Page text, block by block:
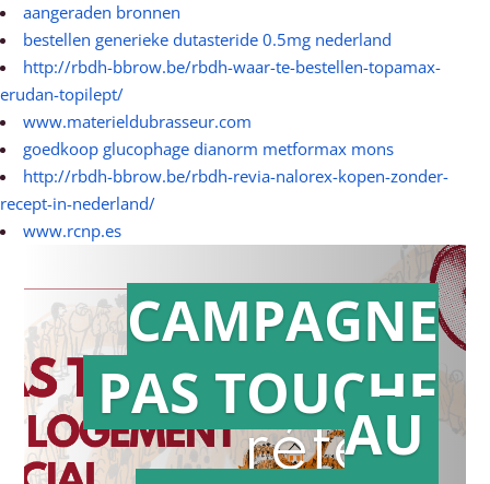
aangeraden bronnen
bestellen generieke dutasteride 0.5mg nederland
http://rbdh-bbrow.be/rbdh-waar-te-bestellen-topamax-
erudan-topilept/
www.materieldubrasseur.com
goedkoop glucophage dianorm metformax mons
http://rbdh-bbrow.be/rbdh-revia-nalorex-kopen-zonder-
recept-in-nederland/
www.rcnp.es
Action en
référé
CAMPAGNE
PAS TOUCHE
AU